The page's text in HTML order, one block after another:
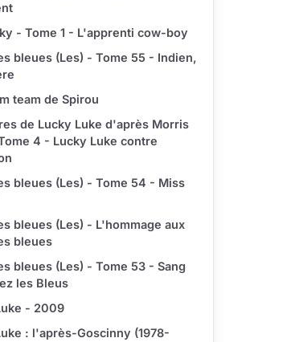
- Tome 1 - L'apprenti cow-boy
bleues (Les) - Tome 55 - Indien,
team de Spirou
de Lucky Luke d'après Morris
4 - Lucky Luke contre
bleues (Les) - Tome 54 - Miss
bleues (Les) - L'hommage aux
bleues
bleues (Les) - Tome 53 - Sang
les Bleus
- 2009
: l'après-Goscinny (1978-